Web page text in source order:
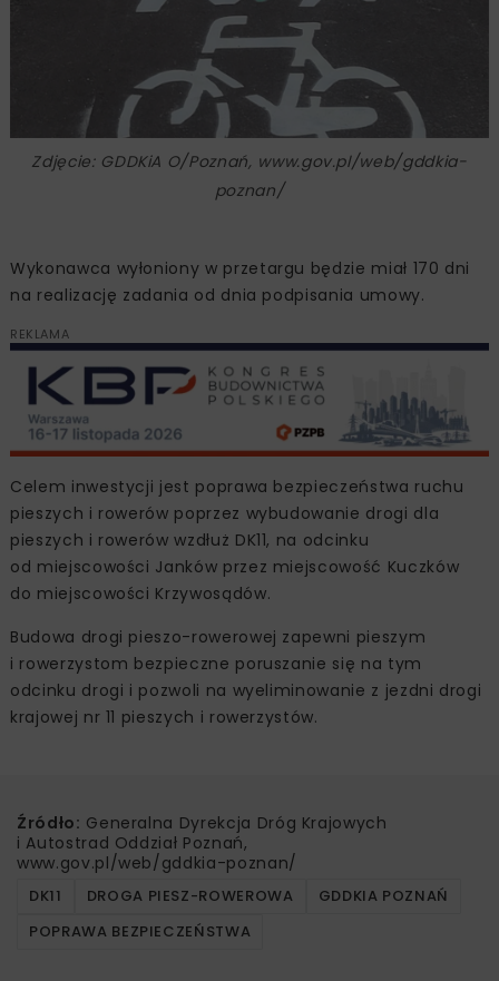
Zdjęcie: GDDKiA O/Poznań, www.gov.pl/web/gddkia-
poznan/
Wykonawca wyłoniony w przetargu będzie miał 170 dni
na realizację zadania od dnia podpisania umowy.
REKLAMA
Celem inwestycji jest poprawa bezpieczeństwa ruchu
pieszych i rowerów poprzez wybudowanie drogi dla
pieszych i rowerów wzdłuż DK11, na odcinku
od miejscowości Janków przez miejscowość Kuczków
do miejscowości Krzywosądów.
Budowa drogi pieszo-rowerowej zapewni pieszym
i rowerzystom bezpieczne poruszanie się na tym
odcinku drogi i pozwoli na wyeliminowanie z jezdni drogi
krajowej nr 11 pieszych i rowerzystów.
Źródło: Generalna Dyrekcja Dróg Krajowych
i Autostrad Oddział Poznań,
www.gov.pl/web/gddkia-poznan/
DK11 DROGA PIESZ-ROWEROWA
GDDKIA POZNAŃ
POPRAWA BEZPIECZEŃSTWA